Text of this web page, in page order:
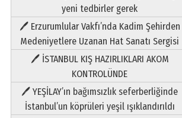
yeni tedbirler gerek
🖊 Erzurumlular Vakfı’nda Kadim Şehirden
Medeniyetlere Uzanan Hat Sanatı Sergisi
🖊 İSTANBUL KIŞ HAZIRLIKLARI AKOM
KONTROLÜNDE
🖊 YEŞİLAY’ın bağımsızlık seferberliğinde
İstanbul’un köprüleri yeşil ışıklandırıldı
Neşat YALÇIN
Paranın Aile Kültüründeki Yeri
03 Ağustos 2026 Pazartesi
Yıldırım Gündoğdu
HAVVA’NIN ÜÇ KIZI
09 Temmuz 2026 Perşembe